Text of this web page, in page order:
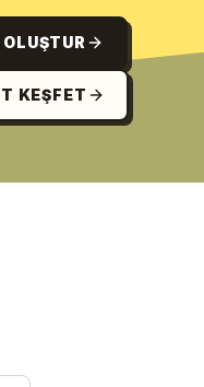
KEŞFET